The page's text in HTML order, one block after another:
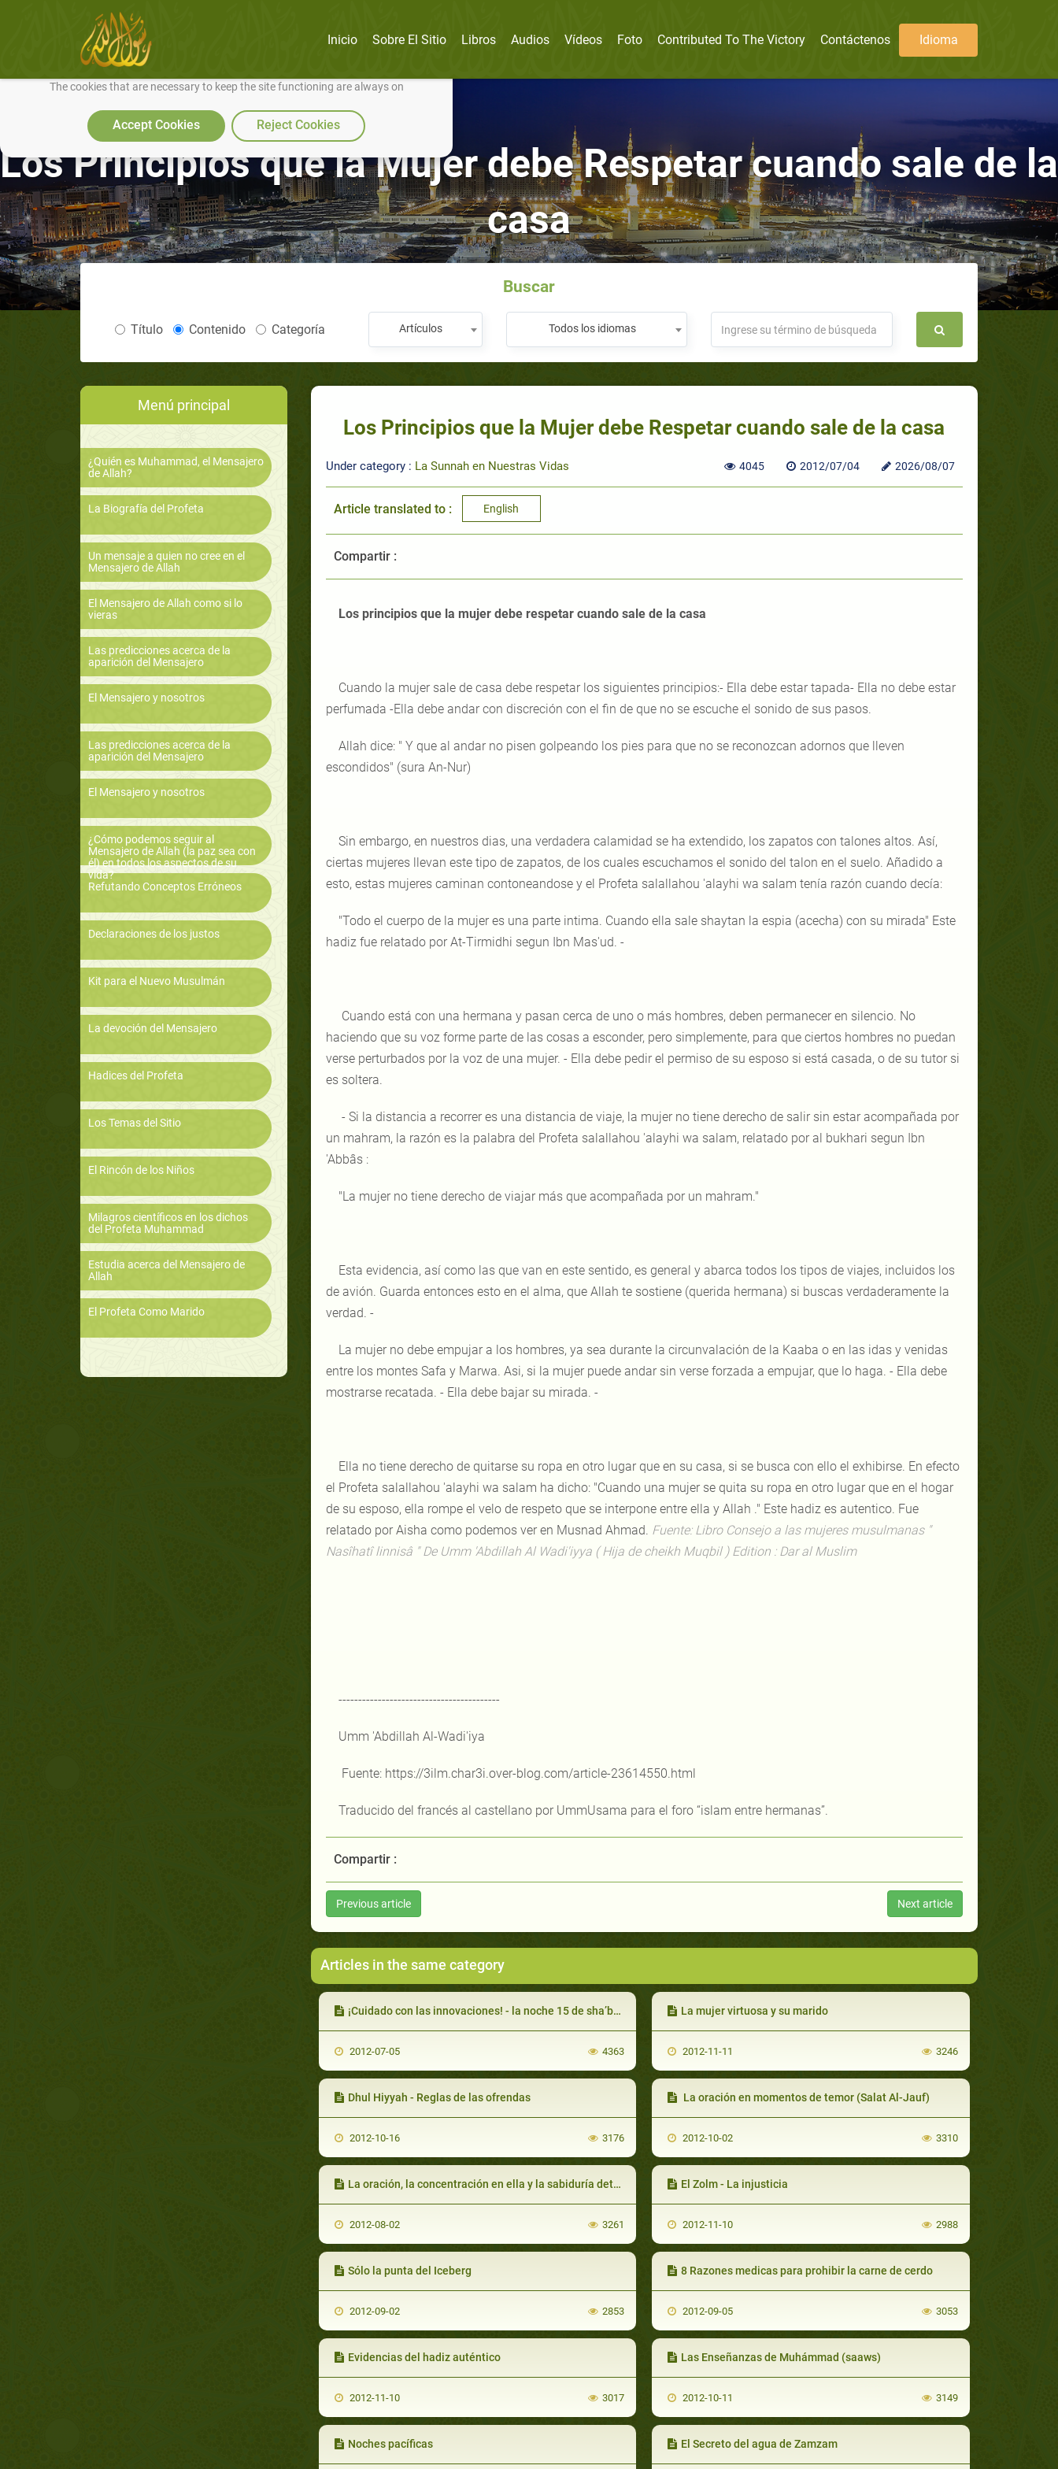
We use cookies to make our site work well for you and so we can continually improve it.
The cookies that are necessary to keep the site functioning are always on
Accept Cookies Reject Cookies
Inicio Sobre El Sitio Libros Audios Vídeos Foto Contributed To The Victory Contáctenos Idioma
Los Principios que la Mujer debe Respetar cuando sale de la
casa
Buscar
Título Contenido Categoría Artículos Todos los idiomas
Menú principal
¿Quién es Muhammad, el Mensajero
de Allah?
La Biografía del Profeta
Un mensaje a quien no cree en el
Mensajero de Allah
El Mensajero de Allah como si lo
vieras
Las predicciones acerca de la
aparición del Mensajero
El Mensajero y nosotros
Las predicciones acerca de la
aparición del Mensajero
El Mensajero y nosotros
¿Cómo podemos seguir al
Mensajero de Allah (la paz sea con
él) en todos los aspectos de su
vida?
Refutando Conceptos Erróneos
Declaraciones de los justos
Kit para el Nuevo Musulmán
La devoción del Mensajero
Hadices del Profeta
Los Temas del Sitio
El Rincón de los Niños
Milagros científicos en los dichos
del Profeta Muhammad
Estudia acerca del Mensajero de
Allah
El Profeta Como Marido
Los Principios que la Mujer debe Respetar cuando sale de la casa
Under category : La Sunnah en Nuestras Vidas 4045 2012/07/04 2026/08/07
Article translated to : English
Compartir :
Los principios que la mujer debe respetar cuando sale de la casa
Cuando la mujer sale de casa debe respetar los siguientes principios:- Ella debe estar tapada- Ella no debe estar
perfumada -Ella debe andar con discreción con el fin de que no se escuche el sonido de sus pasos.
Allah dice: " Y que al andar no pisen golpeando los pies para que no se reconozcan adornos que lleven
escondidos" (sura An-Nur)
Sin embargo, en nuestros dias, una verdadera calamidad se ha extendido, los zapatos con talones altos. Así,
ciertas mujeres llevan este tipo de zapatos, de los cuales escuchamos el sonido del talon en el suelo. Añadido a
esto, estas mujeres caminan contoneandose y el Profeta salallahou 'alayhi wa salam tenía razón cuando decía:
"Todo el cuerpo de la mujer es una parte intima. Cuando ella sale shaytan la espia (acecha) con su mirada" Este
hadiz fue relatado por At-Tirmidhi segun Ibn Mas'ud. -
Cuando está con una hermana y pasan cerca de uno o más hombres, deben permanecer en silencio. No
haciendo que su voz forme parte de las cosas a esconder, pero simplemente, para que ciertos hombres no puedan
verse perturbados por la voz de una mujer. - Ella debe pedir el permiso de su esposo si está casada, o de su tutor si
es soltera.
- Si la distancia a recorrer es una distancia de viaje, la mujer no tiene derecho de salir sin estar acompañada por
un mahram, la razón es la palabra del Profeta salallahou 'alayhi wa salam, relatado por al bukhari segun Ibn
'Abbâs :
"La mujer no tiene derecho de viajar más que acompañada por un mahram."
Esta evidencia, así como las que van en este sentido, es general y abarca todos los tipos de viajes, incluidos los
de avión. Guarda entonces esto en el alma, que Allah te sostiene (querida hermana) si buscas verdaderamente la
verdad. -
La mujer no debe empujar a los hombres, ya sea durante la circunvalación de la Kaaba o en las idas y venidas
entre los montes Safa y Marwa. Asi, si la mujer puede andar sin verse forzada a empujar, que lo haga. - Ella debe
mostrarse recatada. - Ella debe bajar su mirada. -
Ella no tiene derecho de quitarse su ropa en otro lugar que en su casa, si se busca con ello el exhibirse. En efecto
el Profeta salallahou 'alayhi wa salam ha dicho: "Cuando una mujer se quita su ropa en otro lugar que en el hogar
de su esposo, ella rompe el velo de respeto que se interpone entre ella y Allah ." Este hadiz es autentico. Fue
relatado por Aisha como podemos ver en Musnad Ahmad. Fuente: Libro Consejo a las mujeres musulmanas "
Nasîhatî linnisâ " De Umm 'Abdillah Al Wadi'iyya ( Hija de cheikh Muqbil ) Edition : Dar al Muslim
-----------------------------------------
Umm 'Abdillah Al-Wadi'iya
Fuente: https://3ilm.char3i.over-blog.com/article-23614550.html
Traducido del francés al castellano por UmmUsama para el foro “islam entre hermanas”.
Compartir :
Previous article Next article
Articles in the same category
¡Cuidado con las innovaciones! - la noche 15 de sha’ban
2012-07-05 4363
La mujer virtuosa y su marido
2012-11-11 3246
Dhul Hiyyah - Reglas de las ofrendas
2012-10-16 3176
La oración en momentos de temor (Salat Al-Jauf)
2012-10-02 3310
La oración, la concentración en ella y la sabiduría detrás de su prescripción
2012-08-02 3261
El Zolm - La injusticia
2012-11-10 2988
Sólo la punta del Iceberg
2012-09-02 2853
8 Razones medicas para prohibir la carne de cerdo
2012-09-05 3053
Evidencias del hadiz auténtico
2012-11-10 3017
Las Enseñanzas de Muhámmad (saaws)
2012-10-11 3149
Noches pacíficas El Secreto del agua de Zamzam